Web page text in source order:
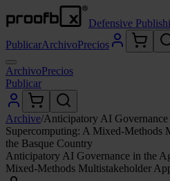
Defensive
PublicarArchivoPrecios
ArchivoPrecios
Publicar
Archive/Anticipatory AI
Supercomputing: A Mixed-Methods
the Basque Country
Anticipatory AI Governance in the
Mixed-Methods Multistakeholder